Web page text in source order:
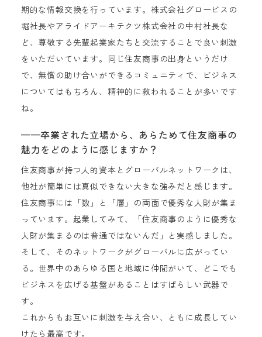
期的な情報交換を行っています。株式会社グロービスの
堀社長やアライドアーキテクツ株式会社の中村社長な
ど、尊敬する先輩起業家たちと交流することで良い刺激
をいただいています。同じ住友商事の出身というだけ
で、無償の助け合いができるコミュニティで、ビジネス
についてはもちろん、精神的に救われることが多いです
ね。
——卒業された立場から、あらためて住友商事の
魅力をどのように感じますか？
住友商事が持つ人的資本とグローバルネットワークは、
他社が簡単には真似できない大きな強みだと感じます。
住友商事には「数」と「層」の両面で優秀な人財が集ま
っています。起業してみて、「住友商事のように優秀な
人財が集まるのは普通ではないんだ」と実感しました。
そして、そのネットワークがグローバルに広がってい
る。世界中のあらゆる国と地域に仲間がいて、どこでも
ビジネスを広げる基盤があることはすばらしい武器で
す。
これからもお互いに刺激を与え合い、ともに成長してい
けたら最高です。